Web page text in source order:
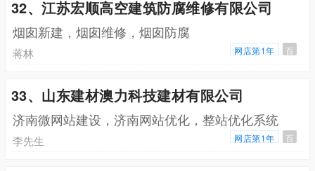
32、江苏宏顺高空建筑防腐维修有限公司
烟囱新建，烟囱维修，烟囱防腐
蒋林 网店第1年 百
33、山东建材澳力科技建材有限公司
济南微网站建设，济南网站优化，整站优化系统
李先生 网店第1年 百